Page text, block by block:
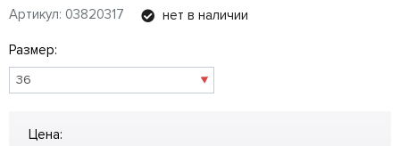
Артикул: 03820317 нет в наличии
Размер:
Цена: